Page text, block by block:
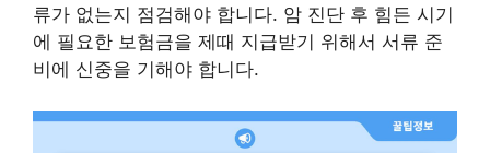
류가 없는지 점검해야 합니다. 암 진단 후 힘든 시기
에 필요한 보험금을 제때 지급받기 위해서 서류 준
비에 신중을 기해야 합니다.